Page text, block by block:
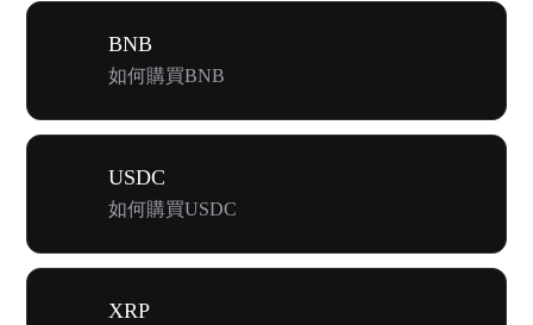
BNB
如何購買BNB
USDC
如何購買USDC
XRP